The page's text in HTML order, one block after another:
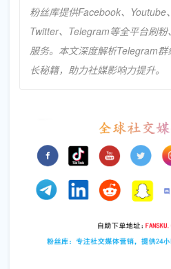
粉丝库提供Facebook、Youtube
Twitter、Telegram等全平台刷
服务。本文深度解析Telegram
长秘籍，助力社媒影响力提升。